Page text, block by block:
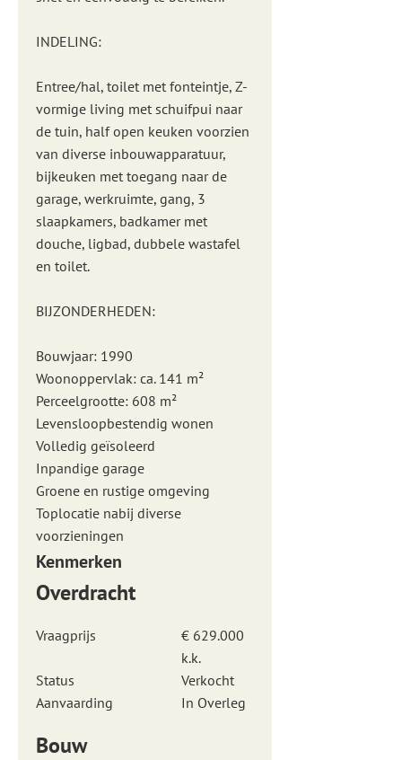
INDELING:
Entree/hal, toilet met fonteintje, Z-
vormige living met schuifpui naar
de tuin, half open keuken voorzien
van diverse inbouwapparatuur,
bijkeuken met toegang naar de
garage, werkruimte, gang, 3
slaapkamers, badkamer met
douche, ligbad, dubbele wastafel
en toilet.
BIJZONDERHEDEN:
Bouwjaar: 1990
Woonoppervlak: ca. 141 m²
Perceelgrootte: 608 m²
Levensloopbestendig wonen
Volledig geïsoleerd
Inpandige garage
Groene en rustige omgeving
Toplocatie nabij diverse
voorzieningen
Kenmerken
Overdracht
Vraagprijs
€ 629.000
k.k.
Status
Verkocht
Aanvaarding
In Overleg
Bouw